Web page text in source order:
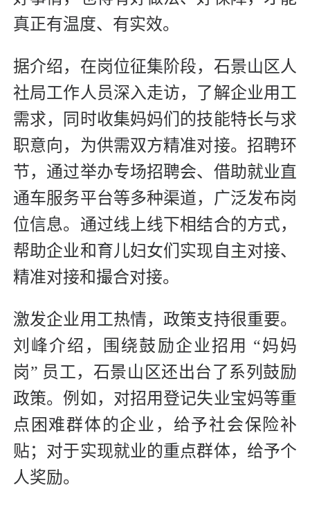
真正有温度、有实效。
据介绍，在岗位征集阶段，石景山区人
社局工作人员深入走访，了解企业用工
需求，同时收集妈妈们的技能特长与求
职意向，为供需双方精准对接。招聘环
节，通过举办专场招聘会、借助就业直
通车服务平台等多种渠道，广泛发布岗
位信息。通过线上线下相结合的方式，
帮助企业和育儿妇女们实现自主对接、
精准对接和撮合对接。
激发企业用工热情，政策支持很重要。
刘峰介绍，围绕鼓励企业招用 “妈妈
岗” 员工，石景山区还出台了系列鼓励
政策。例如，对招用登记失业宝妈等重
点困难群体的企业，给予社会保险补
贴；对于实现就业的重点群体，给予个
人奖励。